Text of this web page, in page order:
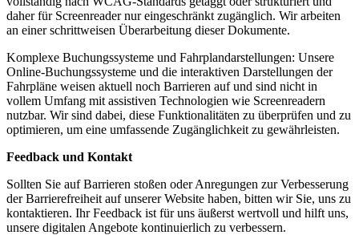
daher für Screenreader nur eingeschränkt zugänglich. Wir arbeiten
an einer schrittweisen Überarbeitung dieser Dokumente.
Komplexe Buchungssysteme und Fahrplandarstellungen: Unsere
Online-Buchungssysteme und die interaktiven Darstellungen der
Fahrpläne weisen aktuell noch Barrieren auf und sind nicht in
vollem Umfang mit assistiven Technologien wie Screenreadern
nutzbar. Wir sind dabei, diese Funktionalitäten zu überprüfen und zu
optimieren, um eine umfassende Zugänglichkeit zu gewährleisten.
Feedback und Kontakt
Sollten Sie auf Barrieren stoßen oder Anregungen zur Verbesserung
der Barrierefreiheit auf unserer Website haben, bitten wir Sie, uns zu
kontaktieren. Ihr Feedback ist für uns äußerst wertvoll und hilft uns,
unsere digitalen Angebote kontinuierlich zu verbessern.